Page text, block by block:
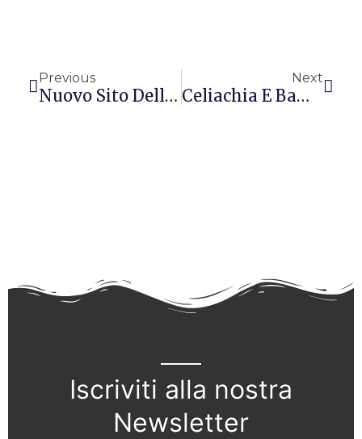
Previous
Nuovo Sito Della Marca Nordictrack
Next
Celiachia E Bambini
Iscriviti alla nostra
Newsletter